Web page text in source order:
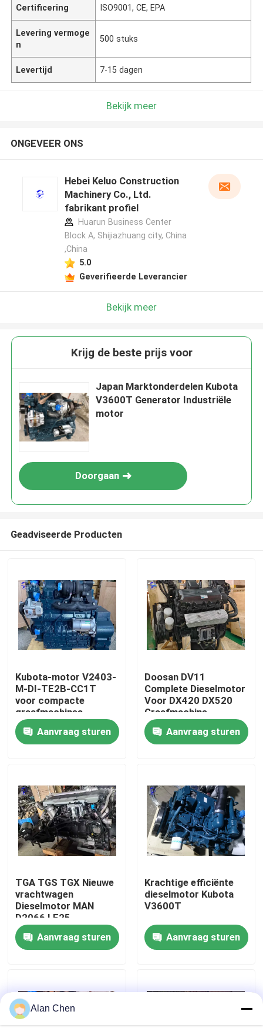
Thuis
Producten
Fabrieksreis
Kwaliteitscontrole
Contacteer ons
Vraag een offerte aan
-Motor
CUMMINS-Motor
Certificering ISO9001, CE, EPA
Levering vermoge
n
500 stuks
Levertijd 7-15 dagen
Bekijk meer
ONGEVEER ONS
Hebei Keluo Construction
Machinery Co., Ltd.
fabrikant profiel
Huarun Business Center
Block A, Shijiazhuang city, China
,China
5.0
Geverifieerde Leverancier
Bekijk meer
Krijg de beste prijs voor
Japan Marktonderdelen Kubota
V3600T Generator Industriële
motor
Doorgaan
Geadviseerde Producten
Kubota-motor V2403-
M-DI-TE2B-CC1T
voor compacte
graafmachines
Aanvraag sturen
Doosan DV11
Complete Dieselmotor
Voor DX420 DX520
Graafmachine
Aanvraag sturen
TGA TGS TGX Nieuwe
vrachtwagen
Dieselmotor MAN
D2066 LF25
Aanvraag sturen
Krachtige efficiënte
dieselmotor Kubota
V3600T
Aanvraag sturen
Alan Chen